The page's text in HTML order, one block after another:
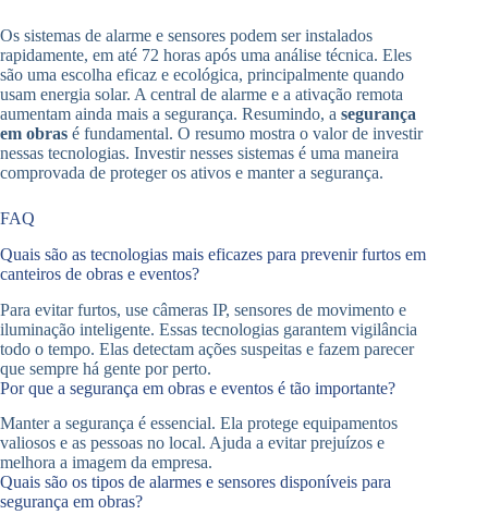
Os sistemas de alarme e sensores podem ser instalados
rapidamente, em até 72 horas após uma análise técnica. Eles
são uma escolha eficaz e ecológica, principalmente quando
usam energia solar. A central de alarme e a ativação remota
aumentam ainda mais a segurança. Resumindo, a segurança
em obras é fundamental. O resumo mostra o valor de investir
nessas tecnologias. Investir nesses sistemas é uma maneira
comprovada de proteger os ativos e manter a segurança.
FAQ
Quais são as tecnologias mais eficazes para prevenir furtos em
canteiros de obras e eventos?
Para evitar furtos, use câmeras IP, sensores de movimento e
iluminação inteligente. Essas tecnologias garantem vigilância
todo o tempo. Elas detectam ações suspeitas e fazem parecer
que sempre há gente por perto.
Por que a segurança em obras e eventos é tão importante?
Manter a segurança é essencial. Ela protege equipamentos
valiosos e as pessoas no local. Ajuda a evitar prejuízos e
melhora a imagem da empresa.
Quais são os tipos de alarmes e sensores disponíveis para
segurança em obras?